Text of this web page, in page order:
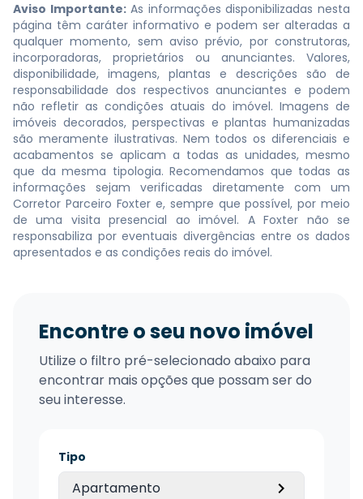
Aviso Importante:As informações disponibilizadas nesta
página têm caráter informativo e podem ser alteradas a
qualquer momento, sem aviso prévio, por construtoras,
incorporadoras, proprietários ou anunciantes. Valores,
disponibilidade, imagens, plantas e descrições são de
responsabilidade dos respectivos anunciantes e podem
não refletir as condições atuais do imóvel. Imagens de
imóveis decorados, perspectivas e plantas humanizadas
são meramente ilustrativas. Nem todos os diferenciais e
acabamentos se aplicam a todas as unidades, mesmo
que da mesma tipologia. Recomendamos que todas as
informações sejam verificadas diretamente com um
Corretor Parceiro Foxter e, sempre que possível, por meio
de uma visita presencial ao imóvel. A Foxter não se
responsabiliza por eventuais divergências entre os dados
apresentados e as condições reais do imóvel.
Encontre o seu novo imóvel
Utilize o filtro pré-selecionado abaixo para
encontrar mais opções que possam ser do
seu interesse.
Tipo
Apartamento